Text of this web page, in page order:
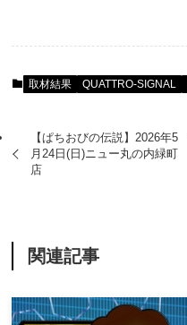
取材結果 QUATTRO-SIGNAL
【ぱちおびの伝説】2026年5
月24日(日)ニュー丸の内緑町
店
関連記事